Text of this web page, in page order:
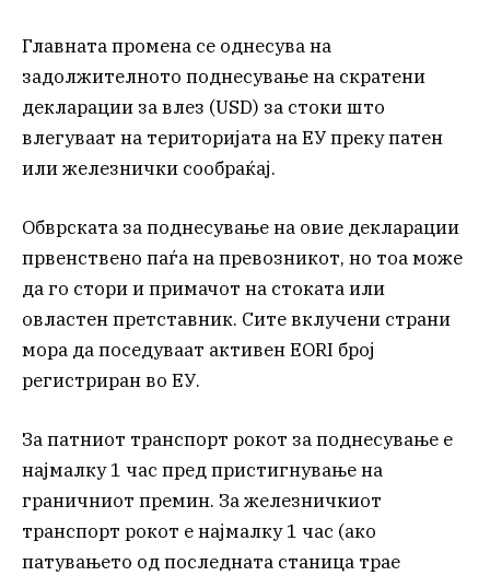
Главната промена се однесува на
задолжителното поднесување на скратени
декларации за влез (USD) за стоки што
влегуваат на територијата на ЕУ преку патен
или железнички сообраќај.
Обврската за поднесување на овие декларации
првенствено паѓа на превозникот, но тоа може
да го стори и примачот на стоката или
овластен претставник. Сите вклучени страни
мора да поседуваат активен EORI број
регистриран во ЕУ.
За патниот транспорт рокот за поднесување е
најмалку 1 час пред пристигнување на
граничниот премин. За железничкиот
транспорт рокот е најмалку 1 час (ако
патувањето од последната станица трае